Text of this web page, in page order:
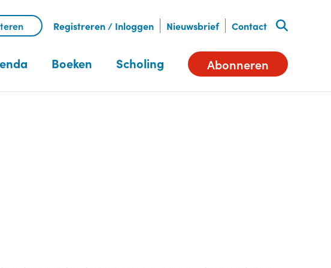
Registreren / Inloggen Nieuwsbrief Contact
Boeken Scholing Abonneren